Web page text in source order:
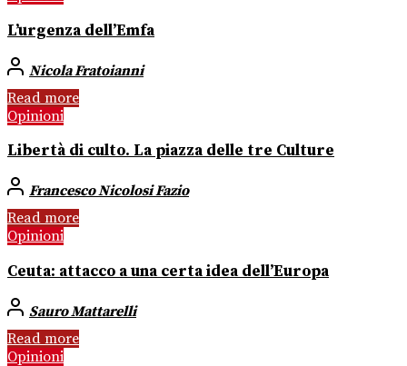
L’urgenza dell’Emfa
Nicola Fratoianni
Read more
Opinioni
Libertà di culto. La piazza delle tre Culture
Francesco Nicolosi Fazio
Read more
Opinioni
Ceuta: attacco a una certa idea dell’Europa
Sauro Mattarelli
Read more
Opinioni